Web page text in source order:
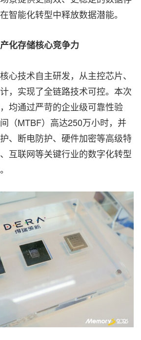
智能化转型中释放数据潜能。
化存储核心竞争力
心技术自主研发，从主控芯片、
，实现了全链路技术可控。本次
均通过严苛的企业级可靠性验
（MTBF）高达250万小时，并
、断电防护、硬件加密等高级特
互联网等关键行业的数字化转型